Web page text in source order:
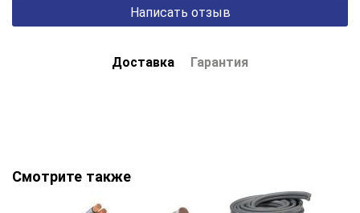
Сечение проводника: 1.31 кв.мм
Написать отзыв
Доставка Гарантия
Смотрите также